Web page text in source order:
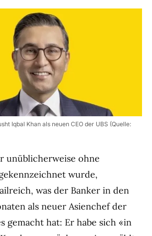
Iqbal Khan als neuen CEO der UBS (Quelle:
unüblicherweise ohne
wurde,
was der Banker in den
als neuer Asienchef der
gemacht hat: Er habe sich «in